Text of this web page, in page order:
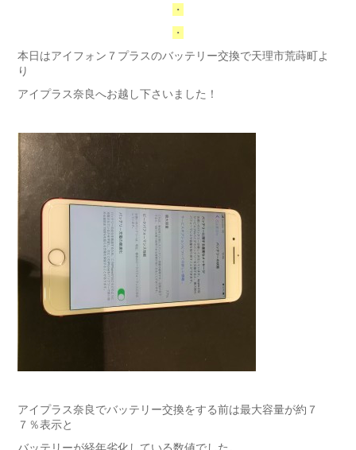
・
・
本日はアイフォン７プラスのバッテリー交換で天理市荒蒔町よ
り
アイプラス奈良へお越し下さいました！
アイプラス奈良でバッテリー交換をする前は最大容量が約７
７％表示と